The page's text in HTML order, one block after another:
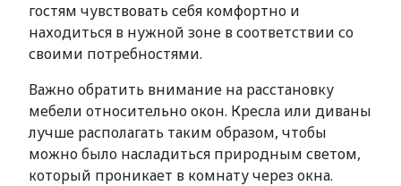
гостям чувствовать себя комфортно и
находиться в нужной зоне в соответствии со
своими потребностями.
Важно обратить внимание на расстановку
мебели относительно окон. Кресла или диваны
лучше располагать таким образом, чтобы
можно было насладиться природным светом,
который проникает в комнату через окна.